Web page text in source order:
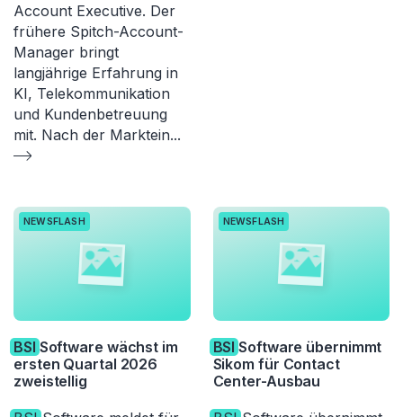
Account Executive. Der
frühere Spitch-Account-
Manager bringt
langjährige Erfahrung in
KI, Telekommunikation
und Kundenbetreuung
mit. Nach der Marktein...
NEWSFLASH
BSI Software wächst im
ersten Quartal 2026
zweistellig
NEWSFLASH
BSI Software übernimmt
Sikom für Contact
Center-Ausbau